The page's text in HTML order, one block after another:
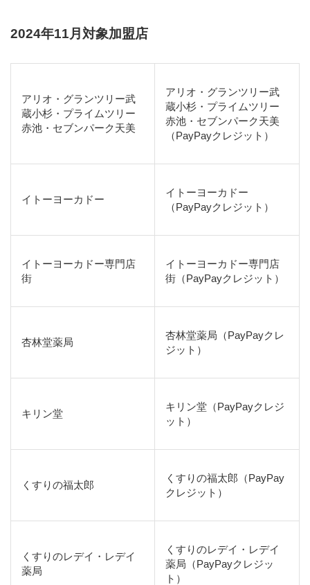
2024年11月対象加盟店
アリオ・グランツリー武
蔵小杉・プライムツリー
赤池・セブンパーク天美
アリオ・グランツリー武
蔵小杉・プライムツリー
赤池・セブンパーク天美
（PayPayクレジット）
イトーヨーカドー
イトーヨーカドー
（PayPayクレジット）
イトーヨーカドー専門店
街
イトーヨーカドー専門店
街（PayPayクレジット）
杏林堂薬局
杏林堂薬局（PayPayクレ
ジット）
キリン堂
キリン堂（PayPayクレジ
ット）
くすりの福太郎
くすりの福太郎（PayPay
クレジット）
くすりのレデイ・レデイ
薬局
くすりのレデイ・レデイ
薬局（PayPayクレジッ
ト）